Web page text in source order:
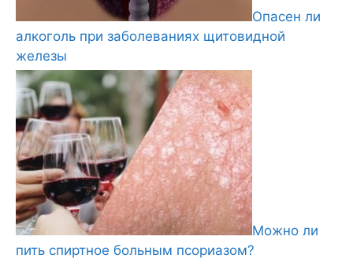
Опасен ли
алкоголь при заболеваниях щитовидной
железы
Можно ли
пить спиртное больным псориазом?